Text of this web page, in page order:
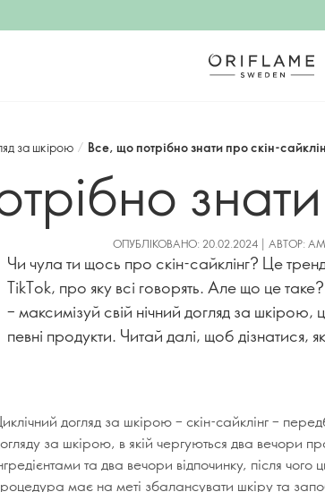
за шкірою / Все, що потрібно знати про скін-
ОПУБЛІКОВАНО: 20.02.2024 | АВТОР:
Чи чула ти щось про скін-сайклінг? Це
TikTok, про яку всі говорять. Але що це
– максимізуй свій нічний догляд за шкірою,
певні продукти. Читай далі, щоб дізнатися,
догляд за шкірою – скін-сайклінг –
за шкірою, в якій чергуються два вечори
та два вечори відпочинку, після чого
має на меті збалансувати шкіру та